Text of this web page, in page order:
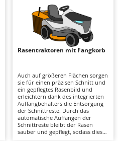
für Traktoren
Rasentraktoren mit Fangkorb
Auch auf größeren Flächen sorgen
sie für einen präzisen Schnitt und
ein gepflegtes Rasenbild und
erleichtern dank des integrierten
Auffangbehälters die Entsorgung
der Schnittreste. Durch das
automatische Auffangen der
Schnittreste bleibt der Rasen
sauber und gepflegt, sodass diese